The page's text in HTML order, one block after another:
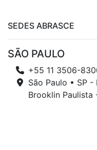
SEDES ABRASCE
SÃO PAULO
+55 11 3506-
São Paulo • SP -
Brooklin Paulista